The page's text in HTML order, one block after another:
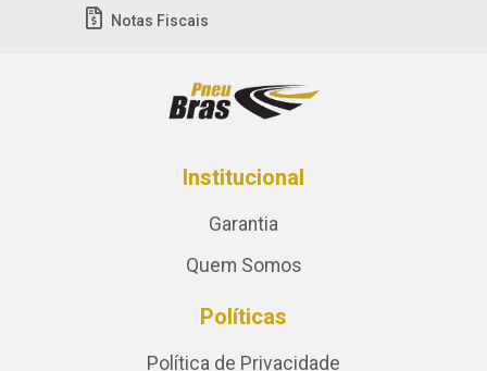
Notas Fiscais
Institucional
Garantia
Quem Somos
Políticas
Política de Privacidade